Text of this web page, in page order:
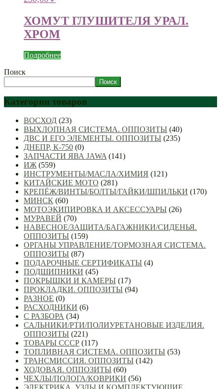
ХОМУТ ГЛУШИТЕЛЯ УРАЛ.
ХРОМ
Подробнее
Поиск
Поиск
Категории товаров
ВОСХОД (23)
ВЫХЛОПНАЯ СИСТЕМА. ОППОЗИТЫ (40)
ДВС И ЕГО ЭЛЕМЕНТЫ. ОППОЗИТЫ (235)
ДНЕПР, К-750 (0)
ЗАПЧАСТИ ЯВА JAWA (141)
ИЖ (559)
ИНСТРУМЕНТЫ/МАСЛА/ХИМИЯ (121)
КИТАЙСКИЕ МОТО (281)
КРЕПЁЖ/ВИНТЫ/БОЛТЫ/ГАЙКИ/ШПИЛЬКИ (170)
МИНСК (60)
МОТОЭКИПИРОВКА И АКСЕССУАРЫ (26)
МУРАВЕЙ (70)
НАВЕСНОЕ/ЗАЩИТА/БАГАЖНИКИ/СИДЕНЬЯ.
ОППОЗИТЫ (159)
ОРГАНЫ УПРАВЛЕНИЕ/ТОРМОЗНАЯ СИСТЕМА.
ОППОЗИТЫ (87)
ПОДАРОЧНЫЕ СЕРТИФИКАТЫ (4)
ПОДШИПНИКИ (45)
ПОКРЫШКИ И КАМЕРЫ (17)
ПРОКЛАДКИ. ОППОЗИТЫ (94)
РАЗНОЕ (0)
РАСХОДНИКИ (6)
С РАЗБОРА (34)
САЛЬНИКИ/РТИ/ПОЛИУРЕТАНОВЫЕ ИЗДЕЛИЯ.
ОППОЗИТЫ (221)
ТОВАРЫ СССР (117)
ТОПЛИВНАЯ СИСТЕМА. ОППОЗИТЫ (53)
ТРАНСМИССИЯ. ОППОЗИТЫ (142)
ХОДОВАЯ. ОППОЗИТЫ (60)
ЧЕХЛЫ/ПОЛОГА/КОВРИКИ (56)